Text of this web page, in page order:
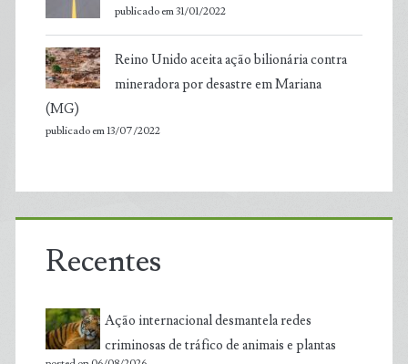
publicado em 31/01/2022
Reino Unido aceita ação bilionária contra
mineradora por desastre em Mariana
(MG)
publicado em 13/07/2022
Recentes
Ação internacional desmantela redes
criminosas de tráfico de animais e plantas